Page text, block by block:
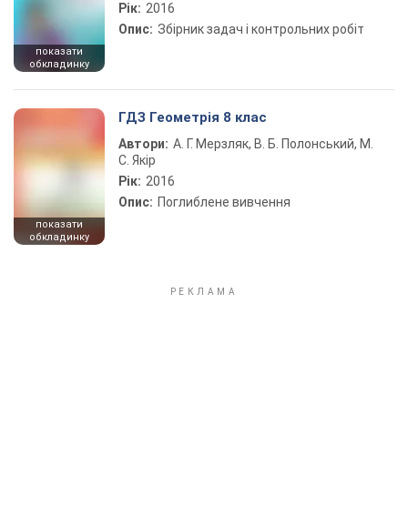
показати
обкладинку
Рік: 2016
Опис: Збірник задач і контрольних робіт
показати
обкладинку
ГДЗ Геометрія 8 клас
Автори: А. Г. Мерзляк, В. Б. Полонський, М.
С. Якір
Рік: 2016
Опис: Поглиблене вивчення